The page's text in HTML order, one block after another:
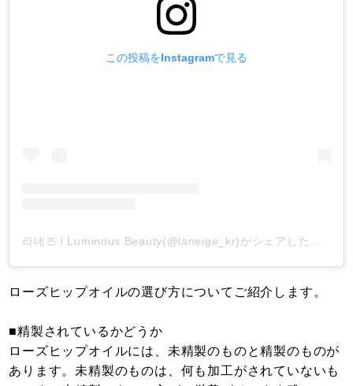
この投稿をInstagramで見る
ローズヒップオイルの選び方についてご紹介します。
■精製されているかどうか
ローズヒップオイルには、未精製のものと精製のものが
あります。未精製のものは、何も加工がされていないも